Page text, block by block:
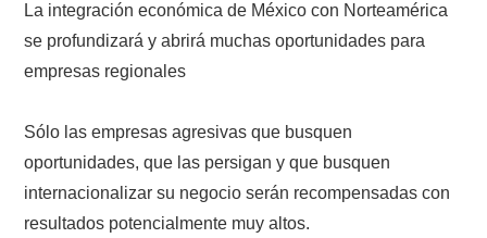
La integración económica de México con Norteamérica
se profundizará y abrirá muchas oportunidades para
empresas regionales
Sólo las empresas agresivas que busquen
oportunidades, que las persigan y que busquen
internacionalizar su negocio serán recompensadas con
resultados potencialmente muy altos.